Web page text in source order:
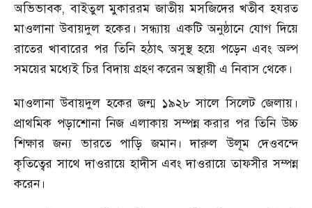
অভিভাবক,বাইতুল মুকাররম জাতীয় মসজিদের খতীব হযরত
মাওলানা উবায়দুল হকের। সন্ধ্যায় একটি অনুষ্ঠানে যোগ দিয়ে
রাতের খাবারের পর তিনি হঠাৎ অসুস্থ হয়ে পড়েন এবং অল্প
সময়ের মধ্যেই চির বিদায় গ্রহণ করেন অস্থায়ী এ নিবাস থেকে।
মাওলানা উবায়দুল হকের জন্ম ১৯২৮ সালে সিলেট জেলায়।
প্রাথমিক পড়াশোনা নিজ এলাকায় সম্পন্ন করার পর তিনি উচ্চ
শিক্ষার জন্য ভারতে পাড়ি জমান। দারুল উলূম দেওবন্দে
কৃতিত্বের সাথে দাওরায়ে হাদীস এবং দাওরায়ে তাফসীর সম্পন্ন
করেন।